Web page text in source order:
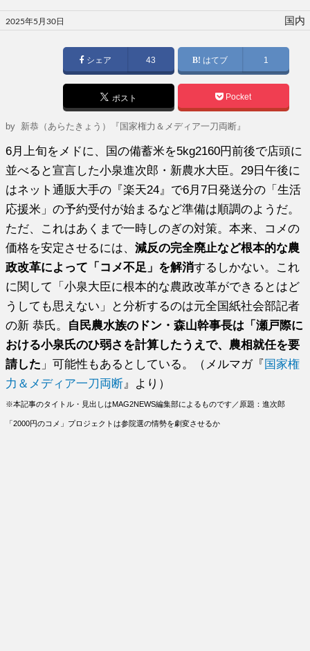
投
稿
2025年5月30日 国内
シェア 43 はてブ 1
ポスト Pocket
by 新恭（あらたきょう）『国家権力＆メディア一刀両断』
6月上旬をメドに、国の備蓄米を5kg2160円前後で店頭に
並べると宣言した小泉進次郎・新農水大臣。29日午後に
はネット通販大手の『楽天24』で6月7日発送分の「生活
応援米」の予約受付が始まるなど準備は順調のようだ。
ただ、これはあくまで一時しのぎの対策。本来、コメの
価格を安定させるには、減反の完全廃止など根本的な農
政改革によって「コメ不足」を解消するしかない。これ
に関して「小泉大臣に根本的な農政改革ができるとはど
うしても思えない」と分析するのは元全国紙社会部記者
の新 恭氏。 自民農水族のドン・森山幹事長は「瀬戸際に
おける小泉氏のひ弱さを計算したうえで、農相就任を要
請した 」可能性もあるとしている。（メルマガ『 国家権
力＆メディア一刀両断 』より）
※本記事のタイトル・見出しはMAG2NEWS編集部によるものです／原題：進次郎
「2000円のコメ」プロジェクトは参院選の情勢を劇変させるか